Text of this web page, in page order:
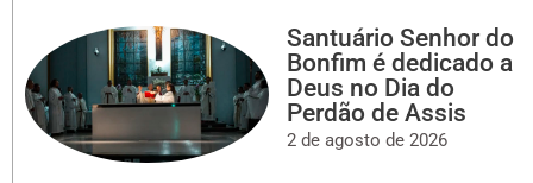
Santuário Senhor do
Bonfim é dedicado a
Deus no Dia do
Perdão de Assis
2 de agosto de 2026